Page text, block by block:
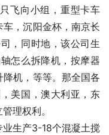
飞向小组，重型卡车
，沉阳金杯，南京长
，同时地，该公司生
怎么拆降机，按摩器
机，等等。那全国各
美国，澳大利亚，东
理权利。
生产3-18个混凝土搅